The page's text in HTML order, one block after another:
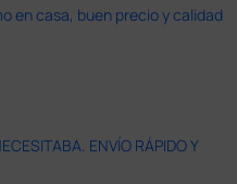
en casa, buen precio y calidad
ENVÍO RÁPIDO Y